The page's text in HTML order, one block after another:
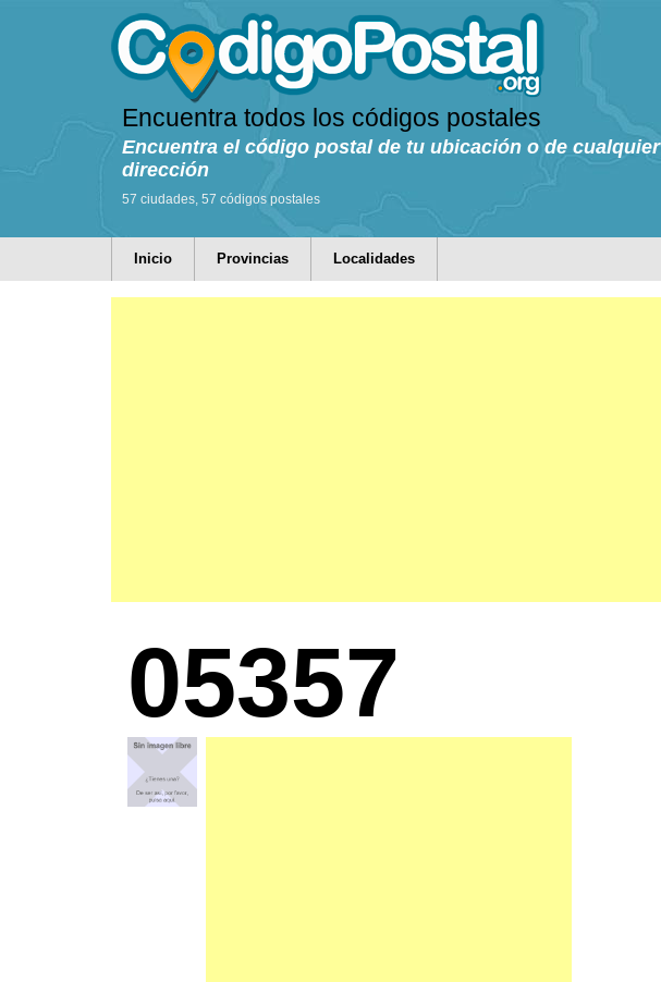
Encuentra todos los códigos postales
Encuentra el código postal de tu ubicación o de cualquier
dirección
57 ciudades, 57 códigos postales
Inicio Provincias Localidades
05357